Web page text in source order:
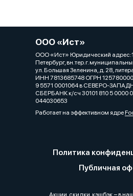
ООО «Ист»
ООО «Ист» Юридический
Петербург, вн.тер.г.
ул. Большая Зеленина, д. 28,
ИНН 7813685748 ОГРН
9 5571 0001064 в СЕВЕРО-
СБЕРБАНК к/сч 30101 810 5 0000
044030653
Работает на эффективном ядре
Политика
Публичная
Акции, скидки, кэшбэк − в